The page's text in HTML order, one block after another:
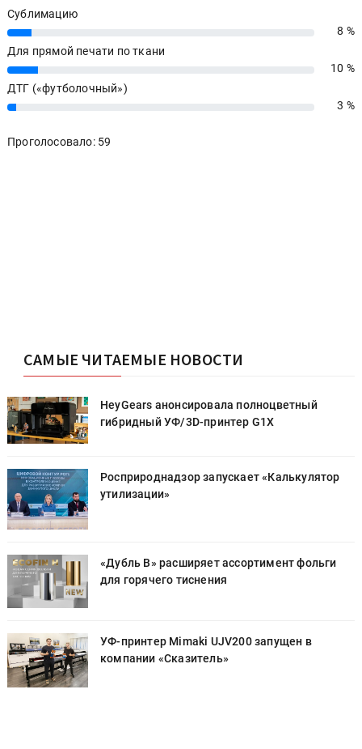
Сублимацию
8%
8 %
Для прямой печати по ткани
10%
10 %
ДТГ («футболочный»)
3% 3 %
Проголосовало: 59
САМЫЕ ЧИТАЕМЫЕ НОВОСТИ
HeyGears анонсировала полноцветный
гибридный УФ/3D-принтер G1X
Росприроднадзор запускает «Калькулятор
утилизации»
«Дубль В» расширяет ассортимент фольги
для горячего тиснения
УФ-принтер Mimaki UJV200 запущен в
компании «Сказитель»